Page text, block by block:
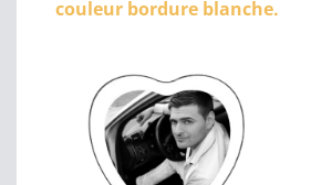
couleur bordure blanche.